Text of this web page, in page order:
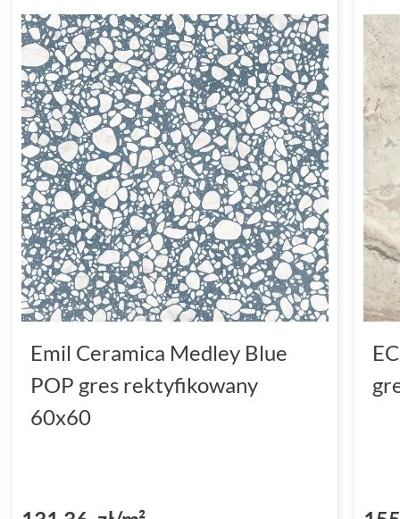
Emil Ceramica Medley Blue
POP gres rektyfikowany
60x60